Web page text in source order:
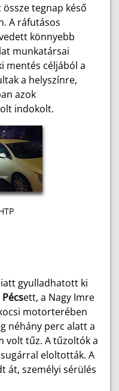
tegnap késő
A ráfutásos
könnyebb
munkatársai
mentés céljából a
a helyszínre,
azok
indokolt.
gyulladhatott ki
Pécsett, a Nagy Imre
motorterében
néhány perc alatt a
volt tűz. A tűzoltók a
eloltották. A
át, személyi sérülés